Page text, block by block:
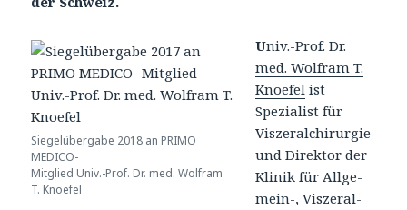
Siegelübergabe 2018 an PRIMO
MEDICO-
Mitglied Univ.-Prof. Dr. med. Wolfram
T. Knoefel
Univ.-Prof. Dr.
med. Wolfram T.
Knoefel ist
Spezialist für
Viszeralchirurgie
und Direktor der
Klinik für Allge-
mein-, Viszeral-